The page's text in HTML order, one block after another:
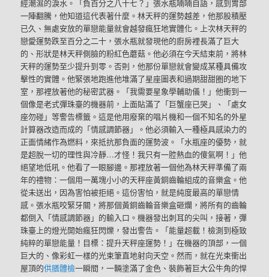
經潮濕的淚水。「負百分之八十七？」張水瓶喃喃自語，感到胃部
一陣翻騰，他知道這代表著什麼。林天秤的運勢越差，他那股積壓
已久、無處安放的單戀能量就會越發瘋狂地實體化。上次林天秤的
戀愛運勢跌至百分之二十，張水瓶就發現他的廚房裡長滿了巨大
的、形狀是林天秤側臉的粉紅色蘑菇。他必須在今天結束前，將林
天秤的運勢至少提升到零。否則，他那份單戀就會變成某種具備攻
擊性的實體。他緊張地跑進他堆滿了星座圖表和過期甜甜圈的地下
室，那裡放著他的秘密武器。「我需要星象學輔助儀！」他衝到一
個像是老式彈珠臺的機器前，上面貼滿了「巨蟹座已哭」、「處女
座勿碰」等警告標籤。這是他用廢棄的唱片機和一個不知名的外星
計算器改造而成的「情感調節器」。他必須輸入一種極具感染力的
正面情緒作為燃料，來抵抗那負面的運勢波。「水瓶座的優勢，就
是超脫一切的理性與冷靜…才怪！我只有一腔熱血的傻氣啊！」他
絕望地低吼。他看了一眼腳邊。那裡放著一個他為林天秤準備了兩
年的禮物：一個用一萬塊小小的天秤座黃銅齒輪組成的音樂盒。他
從未送出，因為害怕被拒絕。這份害怕，就是純度最高的單戀情
感。張水瓶咬緊牙關，將那個黃銅齒輪音樂盒砸爛，將所有的齒輪
都倒入「情感調節器」的輸入口。機器發出刺耳的尖叫，接著，彈
珠臺上的燈光開始瘋狂閃爍，發出警告。「能量超載！檢測到極致
純粹的單戀能量！目標：提升天秤座運勢！」在機器的頂部，一個
巨大的、像彩虹一樣的光束筆直地射向天空。然而，就在光束衝出
屋頂的供膳體檢一瞬間，一輛塗滿了金色、裝飾著巨大公牛角的悍